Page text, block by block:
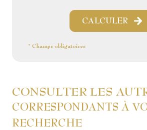
CALCULER
* Champs obligatoires
CONSULTER LES
CORRESPONDANTS À
RECHERCHE